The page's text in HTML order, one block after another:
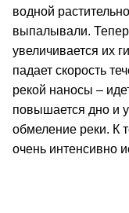
водной
выпалывали.
увеличивается их
падает скорость
рекой наносы –
повышается дно и
обмеление реки. К
очень интенсивно